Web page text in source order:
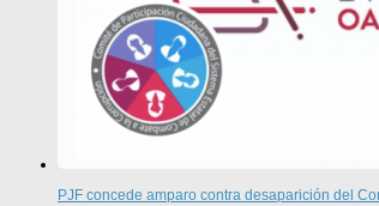
PJF concede amparo contra desaparición del